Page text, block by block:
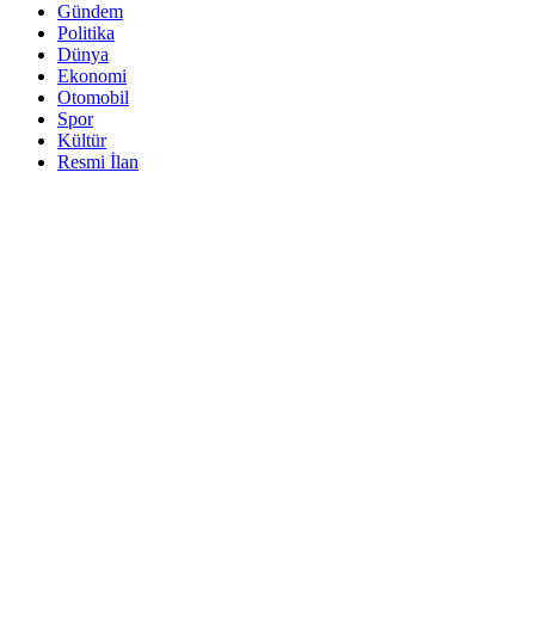
Gündem
Politika
Dünya
Ekonomi
Otomobil
Spor
Kültür
Resmi İlan